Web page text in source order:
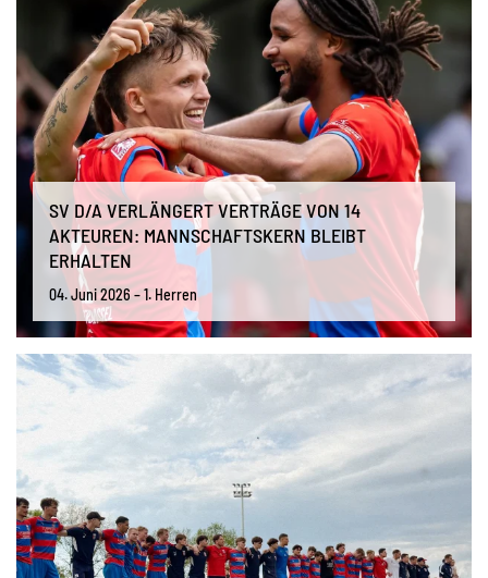
SV D/A VERLÄNGERT VERTRÄGE VON 14
AKTEUREN: MANNSCHAFTSKERN BLEIBT
ERHALTEN
04. Juni 2026 – 1. Herren